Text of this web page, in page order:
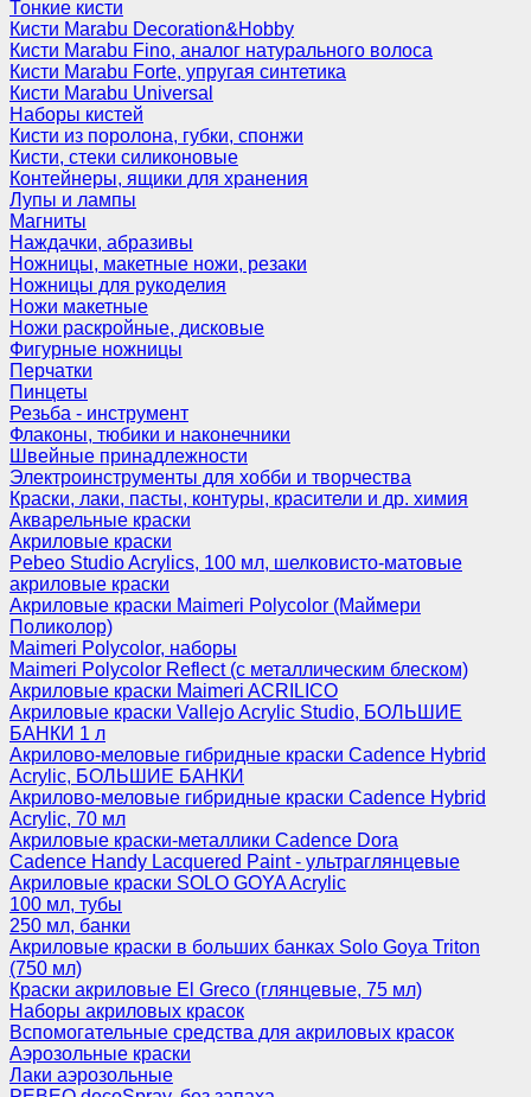
Тонкие кисти
Кисти Marabu Decoration&Hobby
Кисти Marabu Fino, аналог натурального волоса
Кисти Marabu Forte, упругая синтетика
Кисти Marabu Universal
Наборы кистей
Кисти из поролона, губки, спонжи
Кисти, стеки силиконовые
Контейнеры, ящики для хранения
Лупы и лампы
Магниты
Наждачки, абразивы
Ножницы, макетные ножи, резаки
Ножницы для рукоделия
Ножи макетные
Ножи раскройные, дисковые
Фигурные ножницы
Перчатки
Пинцеты
Резьба - инструмент
Флаконы, тюбики и наконечники
Швейные принадлежности
Электроинструменты для хобби и творчества
Краски, лаки, пасты, контуры, красители и др. химия
Акварельные краски
Акриловые краски
Pebeo Studio Acrylics, 100 мл, шелковисто-матовые
акриловые краски
Акриловые краски Maimeri Polycolor (Маймери
Поликолор)
Maimeri Polycolor, наборы
Maimeri Polycolor Reflect (с металлическим блеском)
Акриловые краски Maimeri ACRILICO
Акриловые краски Vallejo Acrylic Studio, БОЛЬШИЕ
БАНКИ 1 л
Акрилово-меловые гибридные краски Cadence Hybrid
Acrylic, БОЛЬШИЕ БАНКИ
Акрилово-меловые гибридные краски Cadence Hybrid
Acrylic, 70 мл
Акриловые краски-металлики Cadence Dora
Cadence Handy Lacquered Paint - ультраглянцевые
Акриловые краски SOLO GOYA Acrylic
100 мл, тубы
250 мл, банки
Акриловые краски в больших банках Solo Goya Triton
(750 мл)
Краски акриловые El Greco (глянцевые, 75 мл)
Наборы акриловых красок
Вспомогательные средства для акриловых красок
Аэрозольные краски
Лаки аэрозольные